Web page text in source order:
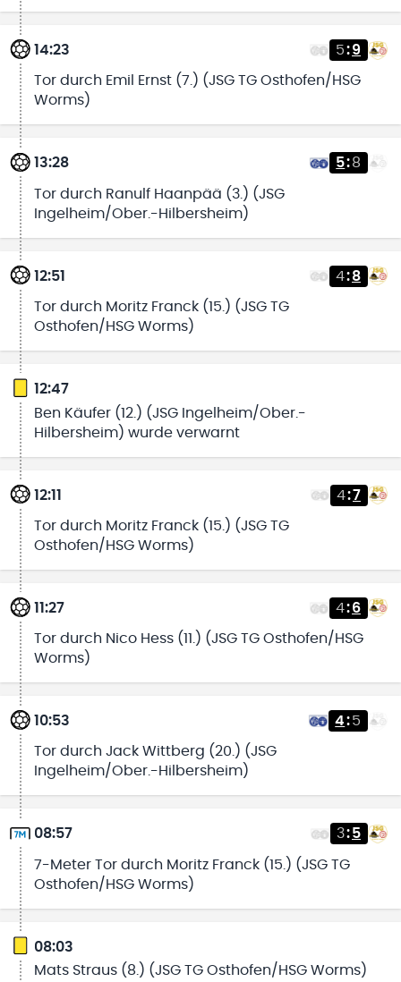
14:23 5:9
Tor durch Emil Ernst (7.) (JSG TG Osthofen/HSG
Worms)
13:28 5:8
Tor durch Ranulf Haanpää (3.) (JSG
Ingelheim/Ober.-Hilbersheim)
12:51 4:8
Tor durch Moritz Franck (15.) (JSG TG
Osthofen/HSG Worms)
12:47
Ben Käufer (12.) (JSG Ingelheim/Ober.-
Hilbersheim) wurde verwarnt
12:11 4:7
Tor durch Moritz Franck (15.) (JSG TG
Osthofen/HSG Worms)
11:27 4:6
Tor durch Nico Hess (11.) (JSG TG Osthofen/HSG
Worms)
10:53 4:5
Tor durch Jack Wittberg (20.) (JSG
Ingelheim/Ober.-Hilbersheim)
08:57 3:5
7-Meter Tor durch Moritz Franck (15.) (JSG TG
Osthofen/HSG Worms)
08:03
Mats Straus (8.) (JSG TG Osthofen/HSG Worms)